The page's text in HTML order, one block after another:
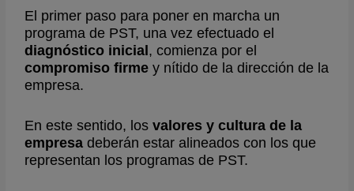
El primer paso para poner en marcha un
programa de PST, una vez efectuado el
diagnóstico inicial, comienza por el
compromiso firme y nítido de la dirección de la
empresa.
En este sentido, losvalores y cultura de la
empresa deberán estar alineados con los que
representan los programas de PST.